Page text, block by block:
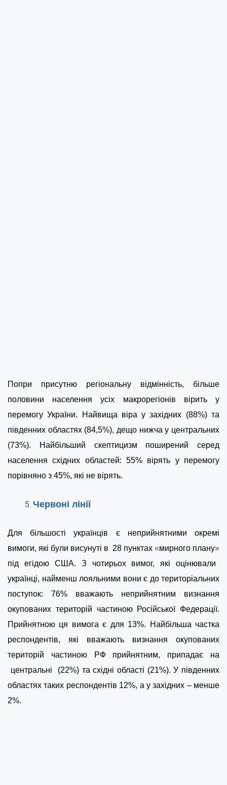
Попри присутню регіональну відмінність, більше
половини населення усіх макрорегіонів вірить у
перемогу України. Найвища віра у західних (88%) та
південних областях (84,5%), дещо нижча у центральних
(73%). Найбільший скептицизм поширений серед
населення східних областей: 55% вірять у перемогу
порівняно з 45%, які не вірять.
Червоні лінії
Для більшості українців є неприйнятними окремі
вимоги, які були висунуті в 28 пунктах «мирного плану»
під егідою США. З чотирьох вимог, які оцінювали
українці, найменш лояльними вони є до територіальних
поступок: 76% вважають неприйнятним визнання
окупованих територій частиною Російської Федерації.
Прийнятною ця вимога є для 13%. Найбільша частка
респондентів, які вважають визнання окупованих
територій частиною РФ прийнятним, припадає на
центральні (22%) та східні області (21%). У південних
областях таких респондентів 12%, а у західних – менше
2%.